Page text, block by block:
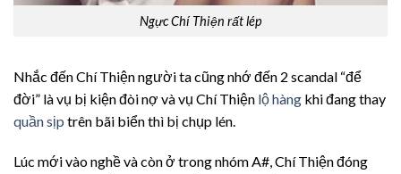
Ngực Chí Thiện rất lép
Nhắc đến Chí Thiện người ta cũng nhớ đến 2 scandal “để
đời” là vụ bị kiện đòi nợ và vụ Chí Thiện lộ hàng khi đang thay
quần sịp trên bãi biển thì bị chụp lén.
Lúc mới vào nghề và còn ở trong nhóm A#, Chí Thiện đóng